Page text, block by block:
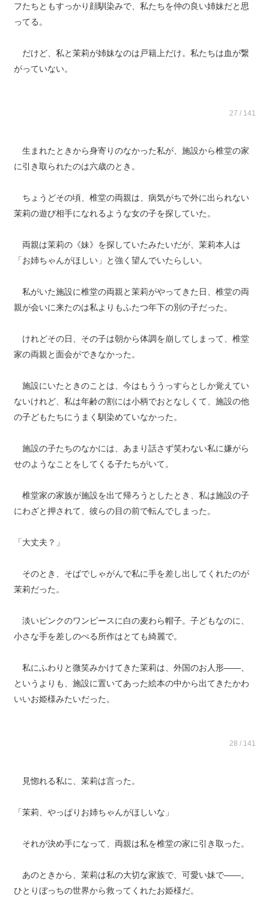
フたちともすっかり顔馴染みで、私たちを仲の良い姉妹だと思
ってる。
だけど、私と茉莉が姉妹なのは戸籍上だけ。私たちは血が繋
がっていない。
27 / 141
生まれたときから身寄りのなかった私が、施設から椎堂の家
に引き取られたのは六歳のとき。
ちょうどその頃、椎堂の両親は、病気がちで外に出られない
茉莉の遊び相手になれるような女の子を探していた。
両親は茉莉の《妹》を探していたみたいだが、茉莉本人は
「お姉ちゃんがほしい」と強く望んでいたらしい。
私がいた施設に椎堂の両親と茉莉がやってきた日、椎堂の両
親が会いに来たのは私よりもふたつ年下の別の子だった。
けれどその日、その子は朝から体調を崩してしまって、椎堂
家の両親と面会ができなかった。
施設にいたときのことは、今はもううっすらとしか覚えてい
ないけれど、私は年齢の割には小柄でおとなしくて、施設の他
の子どもたちにうまく馴染めていなかった。
施設の子たちのなかには、あまり話さず笑わない私に嫌がら
せのようなことをしてくる子たちがいて。
椎堂家の家族が施設を出て帰ろうとしたとき、私は施設の子
にわざと押されて、彼らの目の前で転んでしまった。
「大丈夫？」
そのとき、そばでしゃがんで私に手を差し出してくれたのが
茉莉だった。
淡いピンクのワンピースに白の麦わら帽子。子どもなのに、
小さな手を差しのべる所作はとても綺麗で。
私にふわりと微笑みかけてきた茉莉は、外国のお人形――、
というよりも、施設に置いてあった絵本の中から出てきたかわ
いいお姫様みたいだった。
28 / 141
見惚れる私に、茉莉は言った。
「茉莉、やっぱりお姉ちゃんがほしいな」
それが決め手になって、両親は私を椎堂の家に引き取った。
あのときから、茉莉は私の大切な家族で、可愛い妹で――。
ひとりぼっちの世界から救ってくれたお姫様だ。